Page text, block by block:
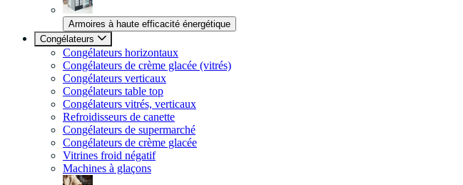
Armoires à haute efficacité énergétique
Congélateurs
Congélateurs horizontaux
Congélateurs de crème glacée (vitrés)
Congélateurs verticaux
Congélateurs table top
Congélateurs vitrés, verticaux
Refroidisseurs de canette
Congélateurs de supermarché
Congélateurs de crème glacée
Vitrines froid négatif
Machines à glaçons